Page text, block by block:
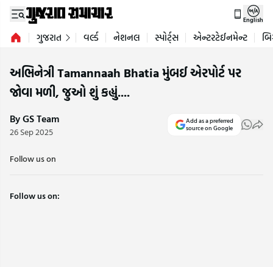
English
ગુજરાત વર્લ્ડ નેશનલ સ્પોર્ટ્સ એન્ટરટેઈનમેન્ટ
અભિનેત્રી Tamannaah Bhatia મુંબઈ એરપોર્ટ પર
જોવા મળી, જુઓ શું કહ્યું....
By GS Team
26 Sep 2025
Add as a preferred
source on Google
Follow us on
Follow us on: